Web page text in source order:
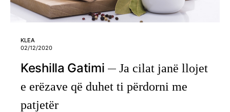
KLEA
02/12/2020
Keshilla Gatimi
Ja cilat janë llojet
e erëzave që duhet ti përdorni me
patjetër